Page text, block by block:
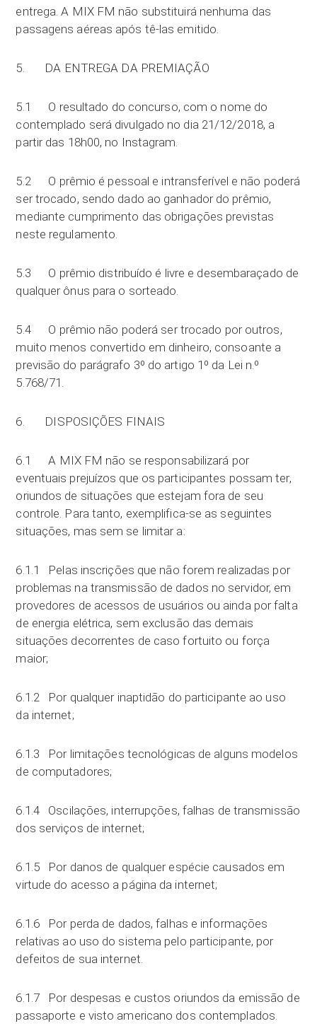
entrega. A MIX FM não substituirá nenhuma das
passagens aéreas após tê-las emitido.
5. DA ENTREGA DA PREMIAÇÃO
5.1 O resultado do concurso, com o nome do
contemplado será divulgado no dia 21/12/2018, a
partir das 18h00, no Instagram.
5.2 O prêmio é pessoal e intransferível e não poderá
ser trocado, sendo dado ao ganhador do prêmio,
mediante cumprimento das obrigações previstas
neste regulamento.
5.3 O prêmio distribuído é livre e desembaraçado de
qualquer ônus para o sorteado.
5.4 O prêmio não poderá ser trocado por outros,
muito menos convertido em dinheiro, consoante a
previsão do parágrafo 3º do artigo 1º da Lei n.º
5.768/71.
6. DISPOSIÇÕES FINAIS
6.1 A MIX FM não se responsabilizará por
eventuais prejuízos que os participantes possam ter,
oriundos de situações que estejam fora de seu
controle. Para tanto, exemplifica-se as seguintes
situações, mas sem se limitar a:
6.1.1 Pelas inscrições que não forem realizadas por
problemas na transmissão de dados no servidor, em
provedores de acessos de usuários ou ainda por falta
de energia elétrica, sem exclusão das demais
situações decorrentes de caso fortuito ou força
maior;
6.1.2 Por qualquer inaptidão do participante ao uso
da internet;
6.1.3 Por limitações tecnológicas de alguns modelos
de computadores;
6.1.4 Oscilações, interrupções, falhas de transmissão
dos serviços de internet;
6.1.5 Por danos de qualquer espécie causados em
virtude do acesso a página da internet;
6.1.6 Por perda de dados, falhas e informações
relativas ao uso do sistema pelo participante, por
defeitos de sua internet.
6.1.7 Por despesas e custos oriundos da emissão de
passaporte e visto americano dos contemplados.